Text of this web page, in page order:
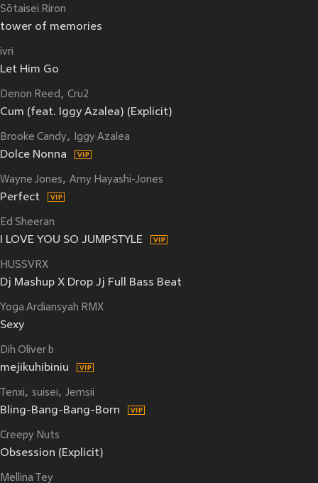
Sōtaisei Riron
tower of memories
ivri
Let Him Go
Denon Reed Cru2
Cum (feat. Iggy Azalea) (Explicit)
Brooke Candy Iggy Azalea
Dolce Nonna
Wayne Jones Amy Hayashi-Jones
Perfect
Ed Sheeran
I LOVE YOU SO JUMPSTYLE
HUSSVRX
Dj Mashup X Drop Jj Full Bass Beat
Yoga Ardiansyah RMX
Sexy
Dih Oliver b
mejikuhibiniu
Tenxi suisei Jemsii
Bling-Bang-Bang-Born
Creepy Nuts
Obsession (Explicit)
Mellina Tey